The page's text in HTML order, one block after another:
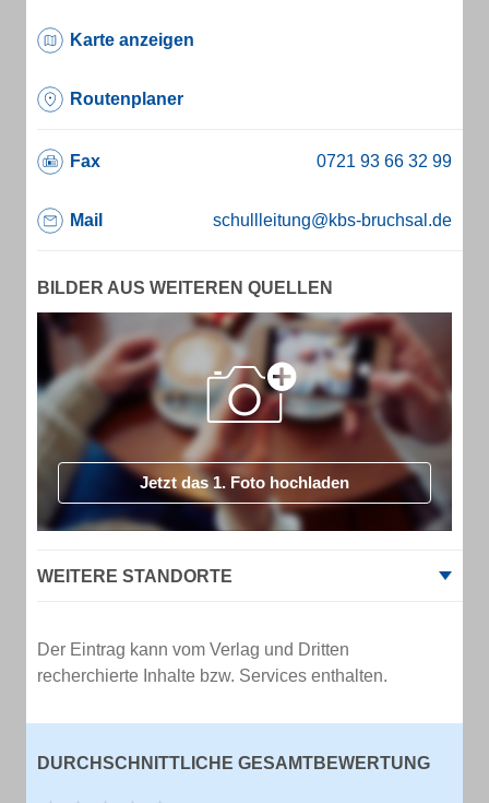
Karte anzeigen
Routenplaner
Fax
Mail schullleitung@kbs-bruchsal.de
BILDER AUS WEITEREN QUELLEN
Jetzt das 1. Foto hochladen
WEITERE STANDORTE
Der Eintrag kann vom Verlag und Dritten
recherchierte Inhalte bzw. Services enthalten.
DURCHSCHNITTLICHE GESAMTBEWERTUNG